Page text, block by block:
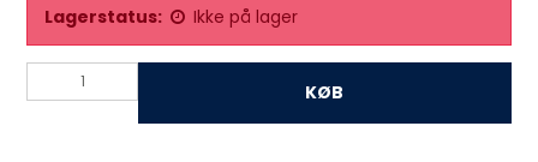
Lagerstatus: Ikke på lager
KØB